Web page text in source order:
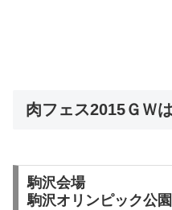
肉フェス2015ＧＷ
駒沢会場
駒沢オリンピック公